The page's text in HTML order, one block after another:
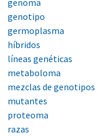
genotipo
germoplasma
híbridos
líneas genéticas
metaboloma
mezclas de genotipos
mutantes
proteoma
razas